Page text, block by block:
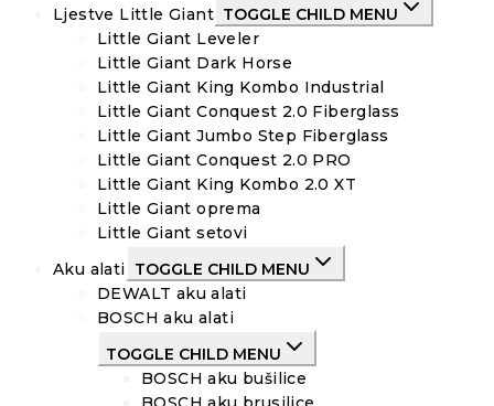
Ljestve Little Giant TOGGLE CHILD MENU
Little Giant Leveler
Little Giant Dark Horse
Little Giant King Kombo Industrial
Little Giant Conquest 2.0 Fiberglass
Little Giant Jumbo Step Fiberglass
Little Giant Conquest 2.0 PRO
Little Giant King Kombo 2.0 XT
Little Giant oprema
Little Giant setovi
Aku alati TOGGLE CHILD MENU
DEWALT aku alati
BOSCH aku alati
TOGGLE CHILD MENU
BOSCH aku bušilice